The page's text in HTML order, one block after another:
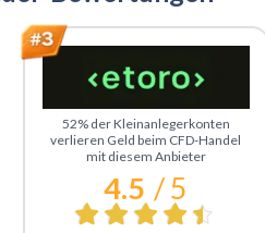
Zu eToro
52% der Kleinanlegerkonten
verlieren Geld beim CFD-Handel
mit diesem Anbieter
4.5 / 5